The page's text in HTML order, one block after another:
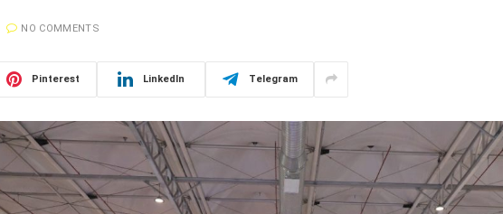
NO COMMENTS
Pinterest LinkedIn Telegram